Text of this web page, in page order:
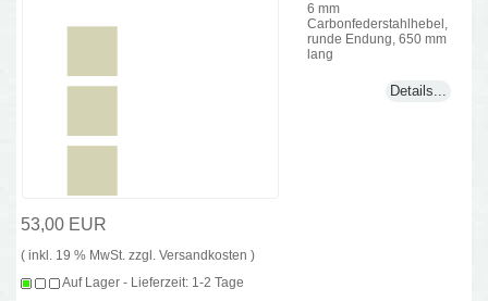
6 mm
Carbonfederstahlhebel,
runde Endung, 650 mm
lang
Details...
53,00 EUR
( inkl. 19 % MwSt. zzgl.Versandkosten )
Auf Lager - Lieferzeit: 1-2 Tage